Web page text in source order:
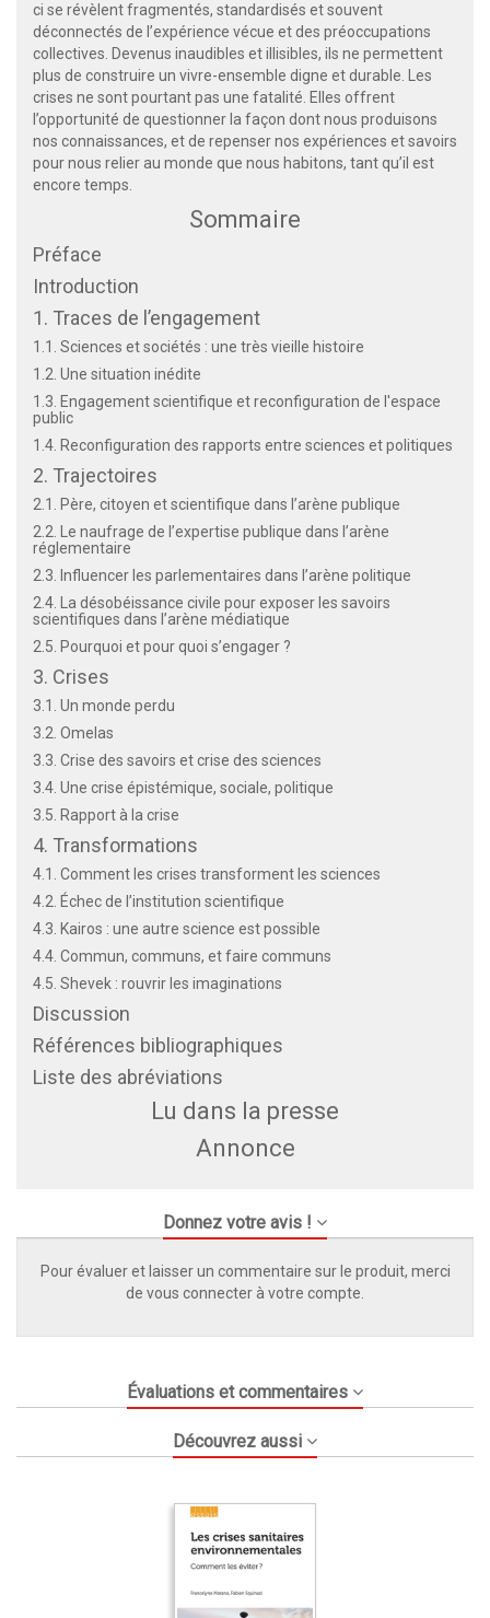
ci se révèlent fragmentés, standardisés et souvent
déconnectés de l’expérience vécue et des préoccupations
collectives. Devenus inaudibles et illisibles, ils ne permettent
plus de construire un vivre-ensemble digne et durable. Les
crises ne sont pourtant pas une fatalité. Elles offrent
l’opportunité de questionner la façon dont nous produisons
nos connaissances, et de repenser nos expériences et savoirs
pour nous relier au monde que nous habitons, tant qu’il est
encore temps.
Sommaire
Préface
Introduction
1. Traces de l’engagement
1.1. Sciences et sociétés : une très vieille histoire
1.2. Une situation inédite
1.3. Engagement scientifique et reconfiguration de l'espace
public
1.4. Reconfiguration des rapports entre sciences et politiques
2. Trajectoires
2.1. Père, citoyen et scientifique dans l’arène publique
2.2. Le naufrage de l’expertise publique dans l’arène
réglementaire
2.3. Influencer les parlementaires dans l’arène politique
2.4. La désobéissance civile pour exposer les savoirs
scientifiques dans l’arène médiatique
2.5. Pourquoi et pour quoi s’engager ?
3. Crises
3.1. Un monde perdu
3.2. Omelas
3.3. Crise des savoirs et crise des sciences
3.4. Une crise épistémique, sociale, politique
3.5. Rapport à la crise
4. Transformations
4.1. Comment les crises transforment les sciences
4.2. Échec de l’institution scientifique
4.3. Kairos : une autre science est possible
4.4. Commun, communs, et faire communs
4.5. Shevek : rouvrir les imaginations
Discussion
Références bibliographiques
Liste des abréviations
Lu dans la presse
Annonce
Donnez votre avis !
Pour évaluer et laisser un commentaire sur le produit, merci
de vous connecter à votre compte.
Évaluations et commentaires
Découvrez aussi